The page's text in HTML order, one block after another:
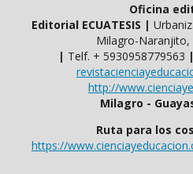
Oficina
Editorial ECUATESIS |
Milagro-Naranjito,
| Telf. ​​+ 5930958779563 |
http://
Milagro -
Ruta para los
https://